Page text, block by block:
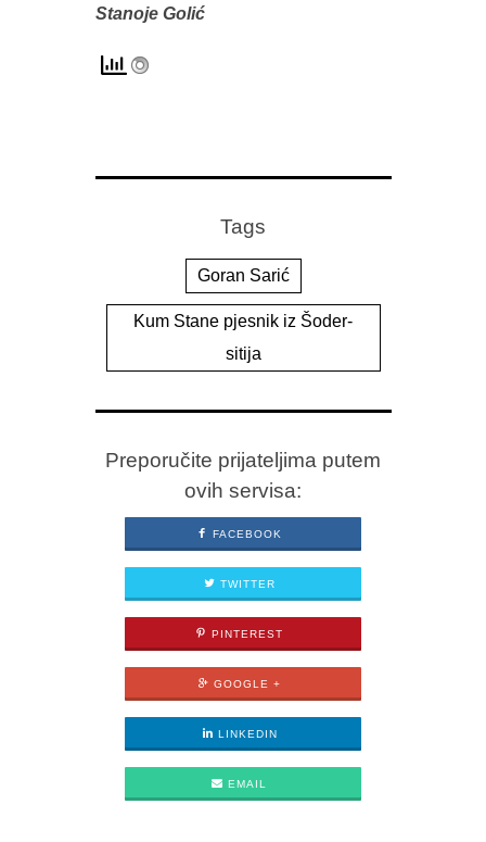
Stanoje Golić
Tags
Goran Sarić
Kum Stane pjesnik iz Šoder-
sitija
Preporučite prijateljima putem
ovih servisa:
FACEBOOK
TWITTER
PINTEREST
GOOGLE +
LINKEDIN
EMAIL